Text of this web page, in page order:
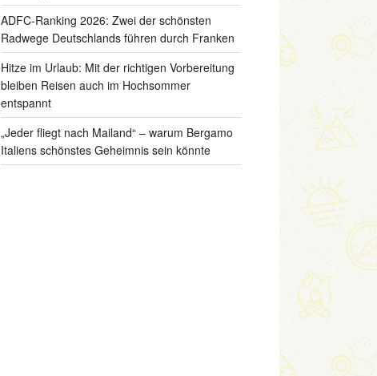
ADFC-Ranking 2026: Zwei der schönsten
Radwege Deutschlands führen durch Franken
Hitze im Urlaub: Mit der richtigen Vorbereitung
bleiben Reisen auch im Hochsommer
entspannt
„Jeder fliegt nach Mailand“ – warum Bergamo
Italiens schönstes Geheimnis sein könnte